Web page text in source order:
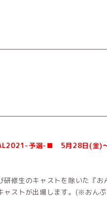
予選-■ 5月28日(金)
修生のキャストを除いた『お
ャストが出場します。(※おん